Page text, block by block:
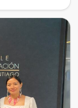
un encuentro […]